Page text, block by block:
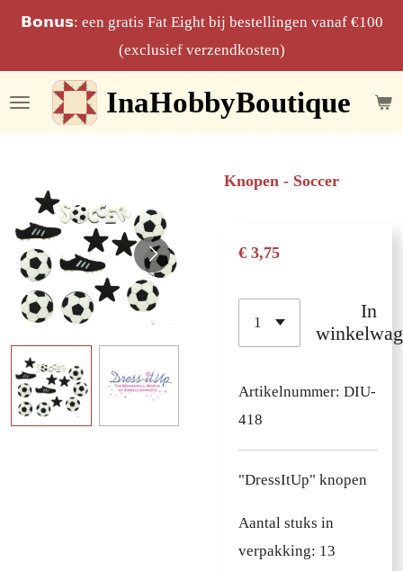
Ga
de
hoofdinhoud
InaHobbyBoutique
𝗕𝗼𝗻𝘂𝘀: een gratis Fat Eight bij bestellingen vanaf €100
(exclusief verzendkosten)
Knopen - Soccer
€ 3,75
In
Artikelnummer: DIU-
418
"DressItUp" knopen
Aantal stuks in
verpakking: 13